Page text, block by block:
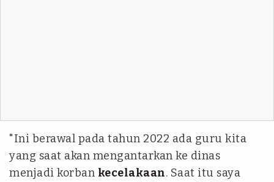
"Ini berawal pada tahun 2022 ada guru kita
yang saat akan mengantarkan ke dinas
menjadi korban kecelakaan. Saat itu saya